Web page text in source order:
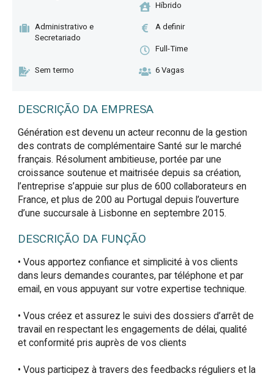
Híbrido
Administrativo e
Secretariado
A definir
Full-Time
Sem termo 6 Vagas
DESCRIÇÃO DA EMPRESA
Génération est devenu un acteur reconnu de la gestion
des contrats de complémentaire Santé sur le marché
français. Résolument ambitieuse, portée par une
croissance soutenue et maitrisée depuis sa création,
l’entreprise s’appuie sur plus de 600 collaborateurs en
France, et plus de 200 au Portugal depuis l’ouverture
d’une succursale à Lisbonne en septembre 2015.
DESCRIÇÃO DA FUNÇÃO
• Vous apportez confiance et simplicité à vos clients
dans leurs demandes courantes, par téléphone et par
email, en vous appuyant sur votre expertise technique.
• Vous créez et assurez le suivi des dossiers d’arrêt de
travail en respectant les engagements de délai, qualité
et conformité pris auprès de vos clients
• Vous participez à travers des feedbacks réguliers et la